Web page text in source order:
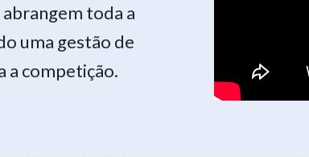
toda a
uma gestão de
a competição.